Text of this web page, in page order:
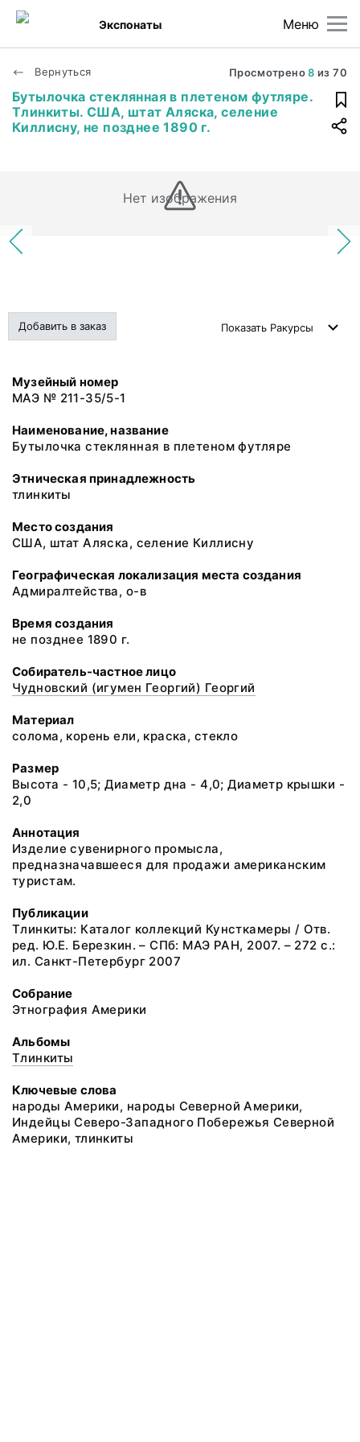
Меню
Экспонаты
Вернуться Просмотрено8 из70
Бутылочка стеклянная в плетеном футляре.
Тлинкиты. США, штат Аляска, селение
Киллисну, не позднее 1890 г.
Нет изображения
Добавить в заказ Показать Ракурсы
Музейный номер
МАЭ № 211-35/5-1
Наименование, название
Бутылочка стеклянная в плетеном футляре
Этническая принадлежность
тлинкиты
Место создания
США, штат Аляска, селение Киллисну
Географическая локализация места создания
Адмиралтейства, о-в
Время создания
не позднее 1890 г.
Собиратель-частное лицо
Чудновский (игумен Георгий) Георгий
Материал
солома, корень ели, краска, стекло
Размер
Высота - 10,5; Диаметр дна - 4,0; Диаметр крышки -
2,0
Аннотация
Изделие сувенирного промысла,
предназначавшееся для продажи американским
туристам.
Публикации
Тлинкиты: Каталог коллекций Кунсткамеры / Отв.
ред. Ю.Е. Березкин. – СПб: МАЭ РАН, 2007. – 272 с.:
ил. Санкт-Петербург 2007
Собрание
Этнография Америки
Альбомы
Тлинкиты
Ключевые слова
народы Америки, народы Северной Америки,
Индейцы Северо-Западного Побережья Северной
Америки, тлинкиты